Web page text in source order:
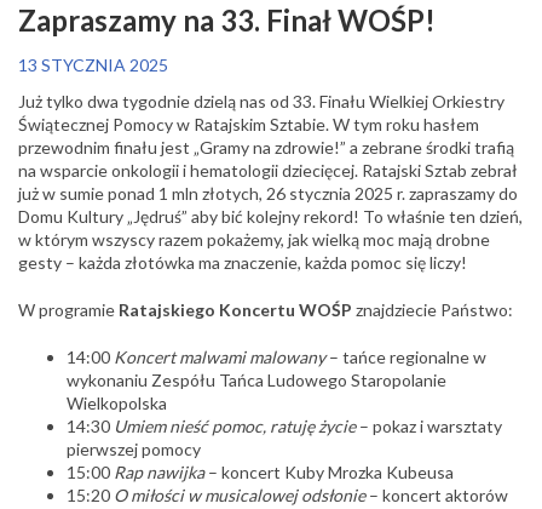
Zapraszamy na 33. Finał WOŚP!
13 STYCZNIA 2025
Już tylko dwa tygodnie dzielą nas od 33. Finału Wielkiej Orkiestry
Świątecznej Pomocy w Ratajskim Sztabie. W tym roku hasłem
przewodnim finału jest „Gramy na zdrowie!” a zebrane środki trafią
na wsparcie onkologii i hematologii dziecięcej. Ratajski Sztab zebrał
już w sumie ponad 1 mln złotych, 26 stycznia 2025 r. zapraszamy do
Domu Kultury „Jędruś” aby bić kolejny rekord! To właśnie ten dzień,
w którym wszyscy razem pokażemy, jak wielką moc mają drobne
gesty – każda złotówka ma znaczenie, każda pomoc się liczy!
W programie Ratajskiego Koncertu WOŚP znajdziecie Państwo:
14:00 Koncert malwami malowany– tańce regionalne w
wykonaniu Zespółu Tańca Ludowego Staropolanie
Wielkopolska
14:30 Umiem nieść pomoc, ratuję życie– pokaz i warsztaty
pierwszej pomocy
15:00 Rap nawijka– koncert Kuby Mrozka Kubeusa
15:20 O miłości w musicalowej odsłonie– koncert aktorów